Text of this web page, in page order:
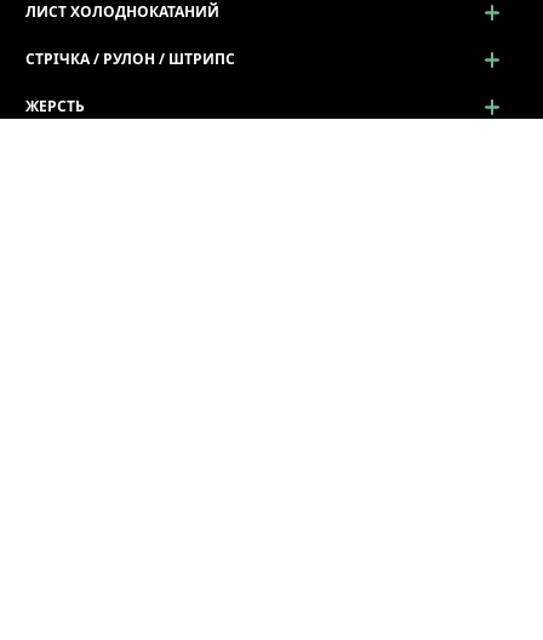
ЛИСТ ХОЛОДНОКАТАНИЙ
СТРІЧКА / РУЛОН / ШТРИПС
ЖЕРСТЬ